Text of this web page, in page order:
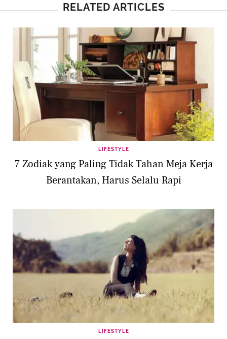
RELATED ARTICLES
LIFESTYLE
7 Zodiak yang Paling Tidak Tahan Meja Kerja
Berantakan, Harus Selalu Rapi
LIFESTYLE